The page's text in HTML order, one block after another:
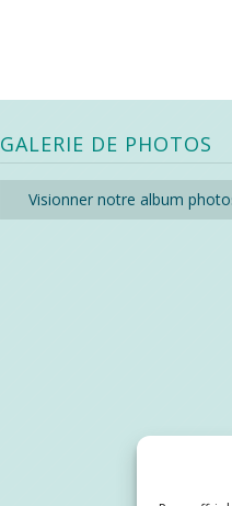
GALERIE DE PHOTOS
Visionner notre album